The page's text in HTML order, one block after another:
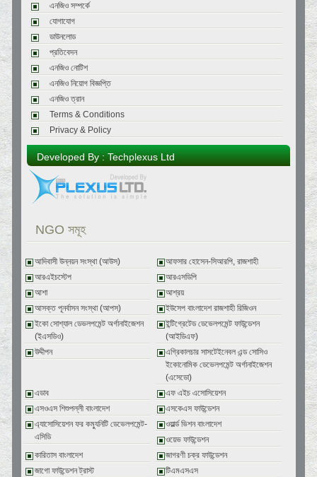
এনজিও সম্পর্কে
যোগাযোগ
ডাউনলোড
প্রতিবেদন
এনজিও নোটিশ
এনজিও নিয়োগ বিজ্ঞপ্তি
এনজিও ত্রান
Terms & Conditions
Privacy & Policy
Developed By : Techplexus Ltd
NGO সমূহ
আদিবাসী উন্নয়ন সংস্থা (আউস)
আফসার হোসেন-সিআরপি, রাজশাহী
আরএইচস্টেপ
আরএসডিপি
আশা
আশ্রয়
আসক্ত পূনর্বাসন সংস্থা (আপস)
ইউসেপ বাংলাদেশ রাজশাহী রিজিওন
ইকো সোশ্যাল ডেভলপমেন্ট অর্গানাইজেশন
(ইএসডিও)
ইন্টিগ্রেটেড ডেভেলপমেন্ট ফাউন্ডেশন
(আইডিএফ)
উদ্দীপন
এগ্রিকালচার সাসটেইনেবল এন্ড সোসিও
ইকোনোমিক ডেভেলপমেন্ট অর্গানাইজেশন
(এসেডো)
এডাব
এফ এইচ এসোসিয়েশন
এসওএস শিশুপল্লী বাংলাদেশ
এসকেএস ফাউন্ডেশন
এ্যাসোসিয়েশন ফর কম্যুনিটি ডেভেলপমেন্ট-
এসিডি
ওয়ার্ল্ড ভিশন বাংলাদেশ
ওয়েভ ফাউন্ডেশন
কারিতাস বাংলাদেশ
জাগরণী চক্র ফাউন্ডেশন
জাগো ফাউন্ডেশন ট্রাস্ট
টিএমএসএস